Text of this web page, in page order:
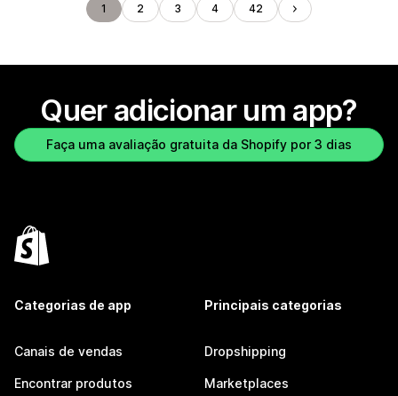
1 2 3 4 42
Quer adicionar um app?
Faça uma avaliação gratuita da Shopify por 3 dias
Categorias de app
Canais de vendas
Encontrar produtos
Principais categorias
Dropshipping
Marketplaces